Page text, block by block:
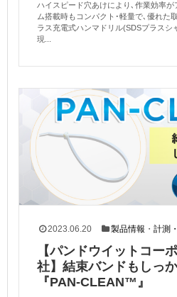
ハイスピード穴あけにより､作業効率
ム搭載時もコンパクト･軽量で､優れた
ラス充電式ハンマドリル(SDSプラスシ
現...
2023.06.20 製品情報 ・計測
【パンドウイットコー
社】結束バンドもしっ
『PAN-CLEAN™️』